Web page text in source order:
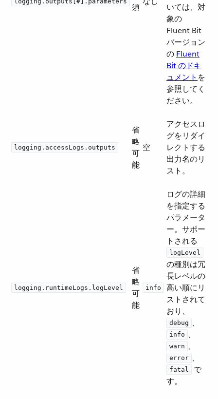
須
いては、対
象の
Fluent Bit
バージョン
の Fluent
Bit のドキ
ュメント ​を
参照してく
ださい。
logging.accessLogs.outputs
省
略
可
能
空
アクセスロ
グをリダイ
レクトする
出力名のリ
スト。
logging.runtimeLogs.logLevel
省
略
可
能
info
ログの詳細
を指定する
パラメータ
ー。サポー
トされる ​
logLevel
の種別は冗
長レベルの
高い順にリ
ストされて
おり、​
debug ​、​
info ​、​
warn ​、​
error ​、​
fatal
​ で
す。